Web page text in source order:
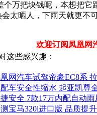
万把块钱呢，本想把
太晒人，下雨天就更不可
欢迎订阅凤凰网
这些感兴趣：
网汽车试驾帝豪EC8系
车安全性缩水 起亚凯尊
安全 7款17万内配自动
宝马320i进口版 品质提